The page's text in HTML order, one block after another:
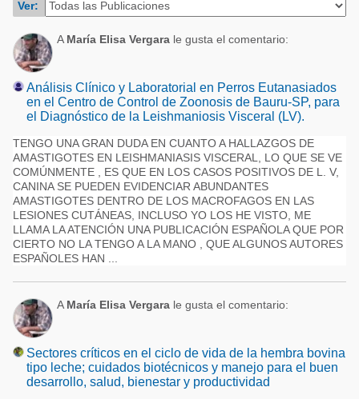
Acuacultura
Micotoxinas
Avicultura
Porcicultura
Lechería
Balanceados - Piensos
Comunidades en portugués
Micotoxinas
Avicultura
Porcicultura
Ganadería
Lechería
Ver:
A María Elisa Vergara le gusta el comentario:
Análisis Clínico y Laboratorial en Perros Eutanasiados
en el Centro de Control de Zoonosis de Bauru-SP, para
el Diagnóstico de la Leishmaniosis Visceral (LV).
TENGO UNA GRAN DUDA EN CUANTO A HALLAZGOS DE
AMASTIGOTES EN LEISHMANIASIS VISCERAL, LO QUE SE VE
COMÚNMENTE , ES QUE EN LOS CASOS POSITIVOS DE L. V,
CANINA SE PUEDEN EVIDENCIAR ABUNDANTES
AMASTIGOTES DENTRO DE LOS MACROFAGOS EN LAS
LESIONES CUTÁNEAS, INCLUSO YO LOS HE VISTO, ME
LLAMA LA ATENCIÓN UNA PUBLICACIÓN ESPAÑOLA QUE POR
CIERTO NO LA TENGO A LA MANO , QUE ALGUNOS AUTORES
ESPAÑOLES HAN ...
A María Elisa Vergara le gusta el comentario:
Sectores críticos en el ciclo de vida de la hembra bovina
tipo leche; cuidados biotécnicos y manejo para el buen
desarrollo, salud, bienestar y productividad